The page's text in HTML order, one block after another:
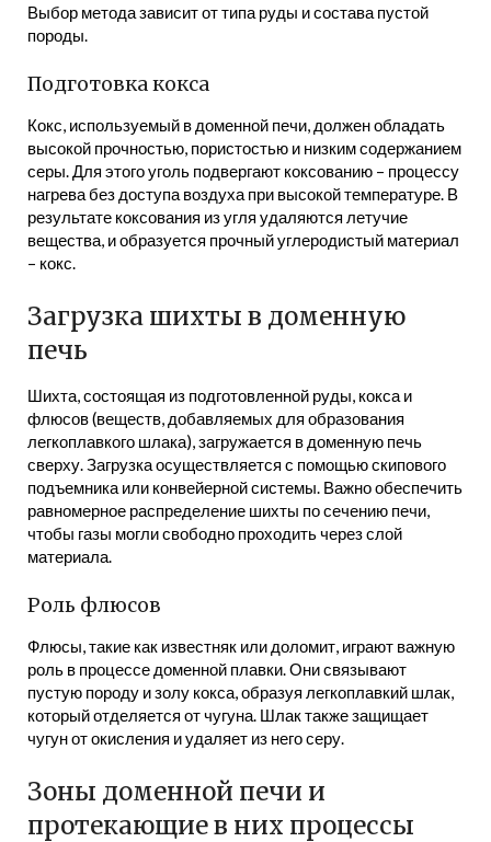
Выбор метода зависит от типа руды и состава пустой
породы.
Подготовка кокса
Кокс, используемый в доменной печи, должен обладать
высокой прочностью, пористостью и низким содержанием
серы. Для этого уголь подвергают коксованию – процессу
нагрева без доступа воздуха при высокой температуре. В
результате коксования из угля удаляются летучие
вещества, и образуется прочный углеродистый материал
– кокс.
Загрузка шихты в доменную
печь
Шихта, состоящая из подготовленной руды, кокса и
флюсов (веществ, добавляемых для образования
легкоплавкого шлака), загружается в доменную печь
сверху. Загрузка осуществляется с помощью скипового
подъемника или конвейерной системы. Важно обеспечить
равномерное распределение шихты по сечению печи,
чтобы газы могли свободно проходить через слой
материала.
Роль флюсов
Флюсы, такие как известняк или доломит, играют важную
роль в процессе доменной плавки. Они связывают
пустую породу и золу кокса, образуя легкоплавкий шлак,
который отделяется от чугуна. Шлак также защищает
чугун от окисления и удаляет из него серу.
Зоны доменной печи и
протекающие в них процессы